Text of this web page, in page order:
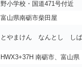
野小学校・国道471号付近
富山県南砺市柴田屋
とやまけん なんとし し
HWX3+37H 南砺市、富山県